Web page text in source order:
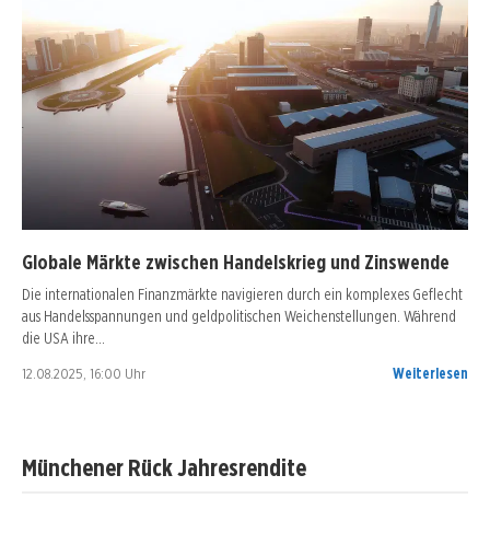
Globale Märkte zwischen Handelskrieg und Zinswende
Die internationalen Finanzmärkte navigieren durch ein komplexes Geflecht
aus Handelsspannungen und geldpolitischen Weichenstellungen. Während
die USA ihre…
12.08.2025, 16:00 Uhr Weiterlesen
Münchener Rück Jahresrendite